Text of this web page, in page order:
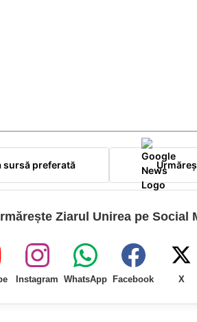
sursă preferată
Ziarul Unirea pe Social
Instagram WhatsApp Facebook X